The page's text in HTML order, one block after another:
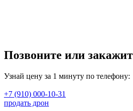
Позвоните или
Узнай цену за 1 минуту по телефону:
+7 (910) 000-10-31
продать дрон